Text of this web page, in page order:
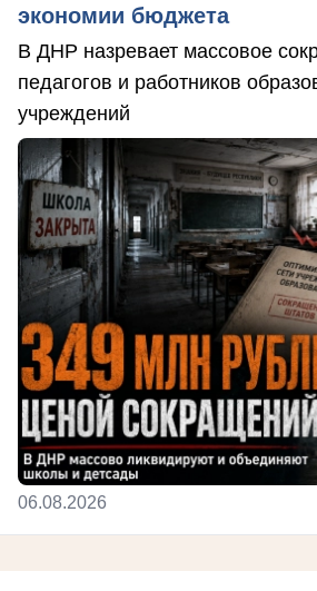
экономии бюджета
В ДНР назревает массовое
педагогов и работников
учреждений
06.08.2026